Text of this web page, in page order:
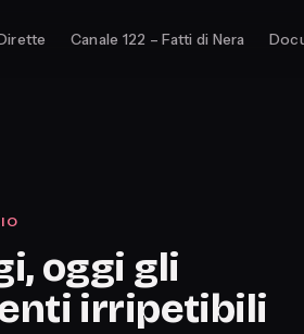
Canale 122 – Fatti di Nera
oggi gli
irripetibili